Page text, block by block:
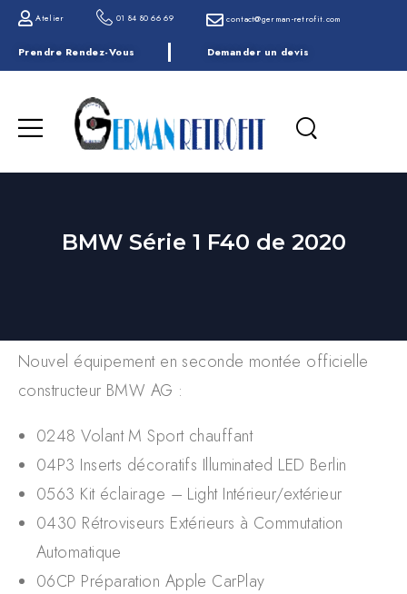
Atelier 01 84 80 66 69 contact@german-retrofit.com
Prendre Rendez-Vous Demander un devis
BMW Série 1 F40 de 2020
Nouvel équipement en seconde montée officielle
constructeur BMW AG :
0248 Volant M Sport chauffant
04P3 Inserts décoratifs Illuminated LED Berlin
0563 Kit éclairage – Light Intérieur/extérieur
0430 Rétroviseurs Extérieurs à Commutation
Automatique
06CP Préparation Apple CarPlay